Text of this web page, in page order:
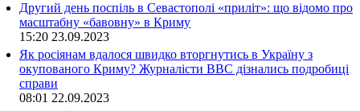
Другий день поспіль в Севастополі «приліт»: що відомо про
масштабну «бавовну» в Криму
15:20 23.09.2023
Як росіянам вдалося швидко вторгнутись в Україну з
окупованого Криму? Журналісти ВВС дізнались подробиці
справи
08:01 22.09.2023